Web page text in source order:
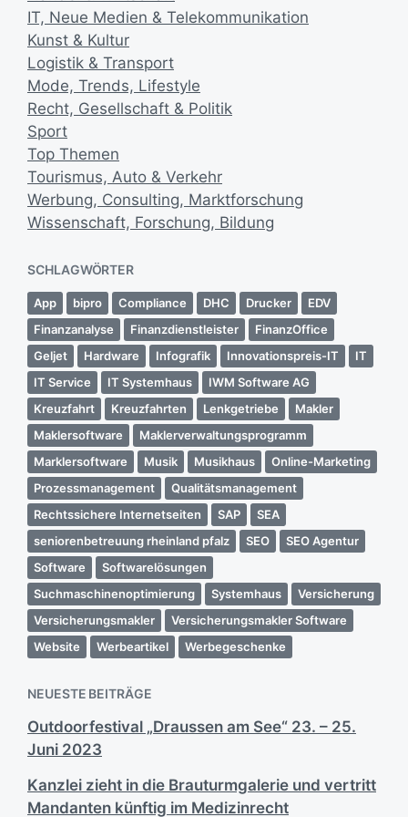
u
n
s
d
a
t
u
m
IT, Neue Medien & Telekommunikation
Kunst & Kultur
Logistik & Transport
Mode, Trends, Lifestyle
Recht, Gesellschaft & Politik
Sport
Top Themen
Tourismus, Auto & Verkehr
Werbung, Consulting, Marktforschung
Wissenschaft, Forschung, Bildung
SCHLAGWÖRTER
App bipro Compliance DHC Drucker
EDV
Finanzanalyse
Finanzdienstleister
FinanzOffice
Geljet
Hardware Infografik Innovationspreis-IT
IT
IT Service
IT Systemhaus
IWM Software AG
Kreuzfahrt
Kreuzfahrten Lenkgetriebe
Makler
Maklersoftware
Maklerverwaltungsprogramm
Marklersoftware
Musik Musikhaus
Online-Marketing
Prozessmanagement
Qualitätsmanagement
Rechtssichere Internetseiten
SAP
SEA
seniorenbetreuung rheinland pfalz
SEO
SEO Agentur
Software
Softwarelösungen
Suchmaschinenoptimierung
Systemhaus
Versicherung
Versicherungsmakler
Versicherungsmakler Software
Website
Werbeartikel Werbegeschenke
NEUESTE BEITRÄGE
Outdoorfestival „Draussen am See“ 23. – 25.
Juni 2023
Kanzlei zieht in die Brauturmgalerie und vertritt
Mandanten künftig im Medizinrecht